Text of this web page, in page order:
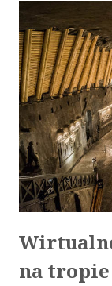
na